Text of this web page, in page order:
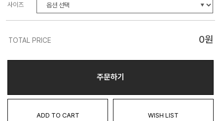
사이즈
TOTAL PRICE 0원
주문하기
ADD TO CART WISH LIST